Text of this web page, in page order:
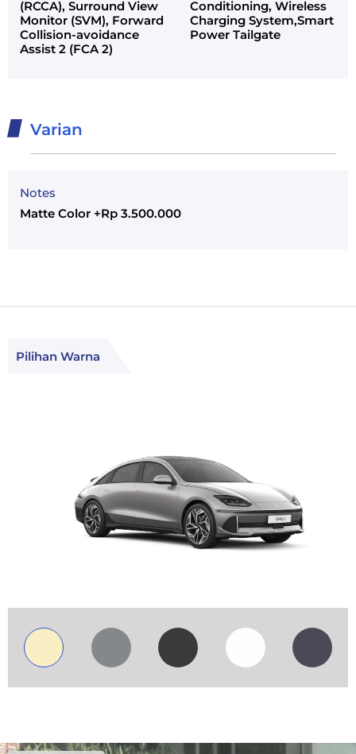
(RCCA), Surround View
Monitor (SVM), Forward
Collision-avoidance
Assist 2 (FCA 2)
Conditioning, Wireless
Charging System,Smart
Power Tailgate
Varian
Notes
Matte Color +Rp 3.500.000
Pilihan Warna